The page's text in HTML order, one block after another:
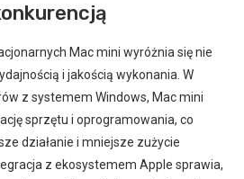
Mac mini wyróżnia się nie
i jakością wykonania. W
z systemem Windows, Mac mini
sprzętu i oprogramowania, co
działanie i mniejsze zużycie
z ekosystemem Apple sprawia,